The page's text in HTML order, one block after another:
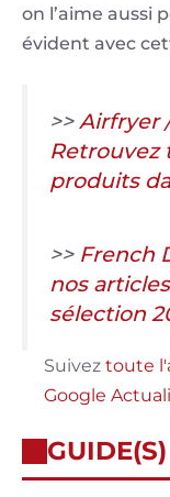
on l’aime aussi
évident avec
>>Airfryer
Retrouvez
produits
>> French
nos
sélection
Suivez toute
Google